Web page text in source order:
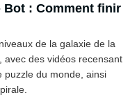
Bot : Comment finir
de la galaxie de la
avec des vidéos recensant
puzzle du monde, ainsi